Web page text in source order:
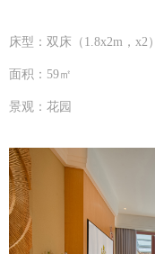
床型：双床（1.8x2m，x2）
面积：59㎡
景观：花园